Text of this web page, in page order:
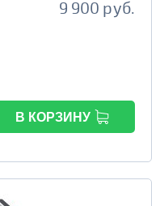
9 900 руб.
В КОРЗИНУ